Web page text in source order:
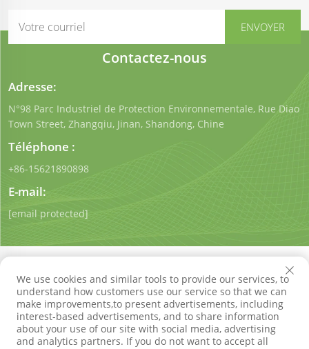
Contactez-nous
Adresse:
N°98 Parc Industriel de Protection Environnementale, Rue Diao
Town Street, Zhangqiu, Jinan, Shandong, Chine
Téléphone :
+86-15621890898
E-mail:
[email protected]
Droits d'auteur © Shandong Qigong Environmental
Protection Technology Co., Ltd. Tous droits réservés
Politique de confidentialité Blog
We use cookies and similar tools to provide our services, to
understand how customers use our service so that we can
make improvements,to present advertisements, including
interest-based advertisements, and to share information
about your use of our site with social media, advertising
and analytics partners. If you do not want to accept all